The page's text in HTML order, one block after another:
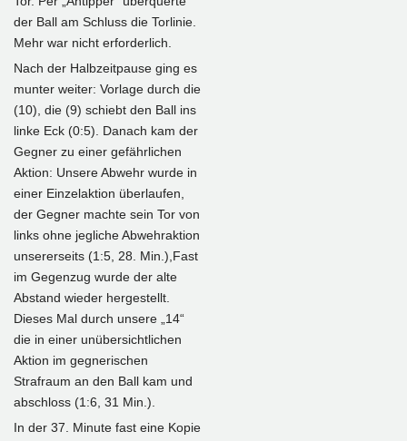
der Ball am Schluss die Torlinie.
Mehr war nicht erforderlich.
Nach der Halbzeitpause ging es
munter weiter: Vorlage durch die
(10), die (9) schiebt den Ball ins
linke Eck (0:5). Danach kam der
Gegner zu einer gefährlichen
Aktion: Unsere Abwehr wurde in
einer Einzelaktion überlaufen,
der Gegner machte sein Tor von
links ohne jegliche Abwehraktion
unsererseits (1:5, 28. Min.),Fast
im Gegenzug wurde der alte
Abstand wieder hergestellt.
Dieses Mal durch unsere „14“
die in einer unübersichtlichen
Aktion im gegnerischen
Strafraum an den Ball kam und
abschloss (1:6, 31 Min.).
In der 37. Minute fast eine Kopie